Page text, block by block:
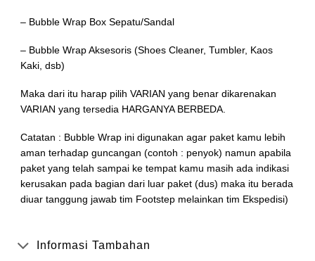
– Bubble Wrap Box Sepatu/Sandal
– Bubble Wrap Aksesoris (Shoes Cleaner, Tumbler, Kaos
Kaki, dsb)
Maka dari itu harap pilih VARIAN yang benar dikarenakan
VARIAN yang tersedia HARGANYA BERBEDA.
Catatan : Bubble Wrap ini digunakan agar paket kamu lebih
aman terhadap guncangan (contoh : penyok) namun apabila
paket yang telah sampai ke tempat kamu masih ada indikasi
kerusakan pada bagian dari luar paket (dus) maka itu berada
diuar tanggung jawab tim Footstep melainkan tim Ekspedisi)
Informasi Tambahan